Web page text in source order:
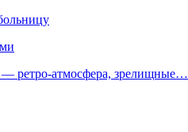
зрелищные…